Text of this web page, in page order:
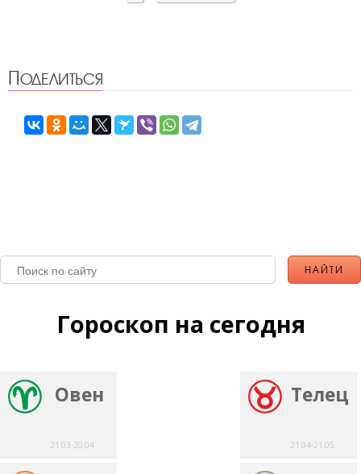
Поделиться
Гороскоп на сегодня
Овен
21.03-20.04
Телец
21.04-21.05